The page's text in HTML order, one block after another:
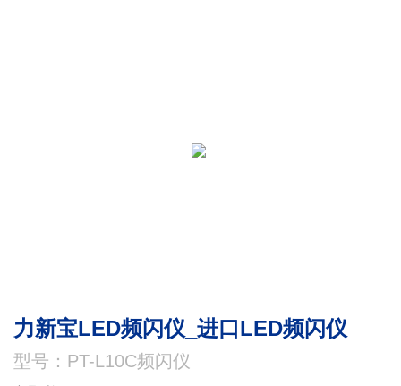
力新宝LED频闪仪_进口LED频闪仪
型号：PT-L10C频闪仪